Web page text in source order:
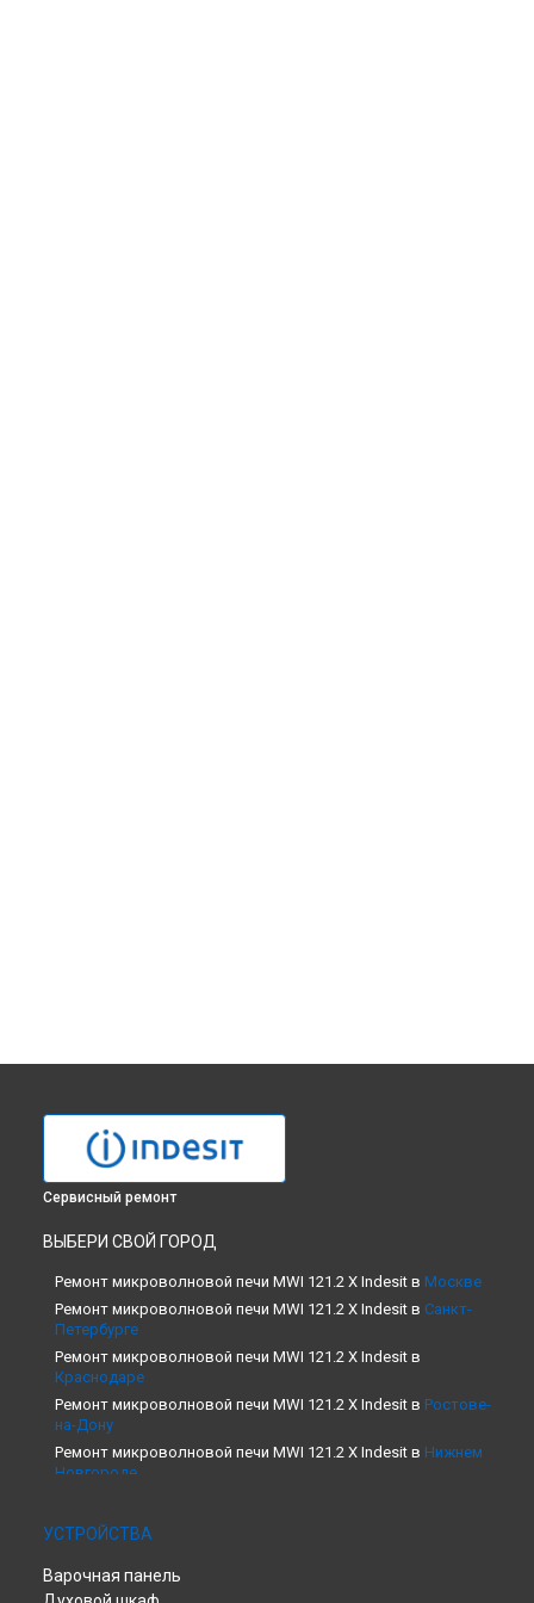
Сервисный ремонт
ВЫБЕРИ СВОЙ ГОРОД
Ремонт микроволновой печи MWI 121.2 X Indesit в Москве
Ремонт микроволновой печи MWI 121.2 X Indesit в Санкт-
Петербурге
Ремонт микроволновой печи MWI 121.2 X Indesit в
Краснодаре
Ремонт микроволновой печи MWI 121.2 X Indesit в Ростове-
на-Дону
Ремонт микроволновой печи MWI 121.2 X Indesit в Нижнем
Новгороде
Новосибирске
Челябинске
Ремонт микроволновой печи MWI 121.2 X Indesit в
УСТРОЙСТВА
Варочная панель